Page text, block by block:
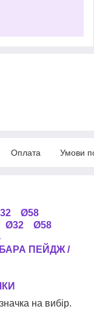
Оплата Умови
Ø58
Ø32
Ø58
ПЕЙДЖ /
на вибір.